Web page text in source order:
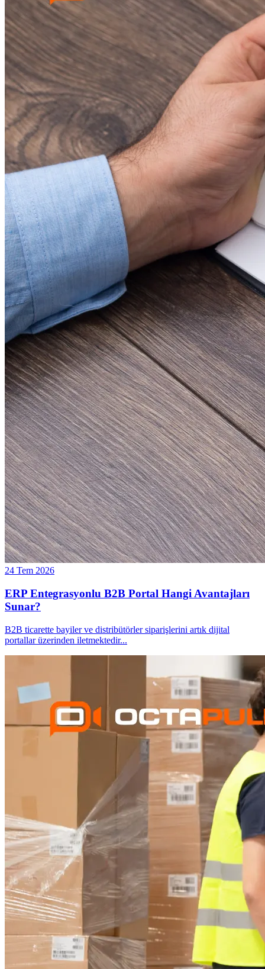
24 Tem 2026
ERP Entegrasyonlu B2B Portal Hangi Avantajları
Sunar?
B2B ticarette bayiler ve distribütörler siparişlerini artık dijital
portallar üzerinden iletmektedir...